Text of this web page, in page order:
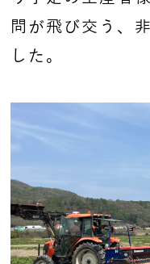
問が飛び交う、
した。